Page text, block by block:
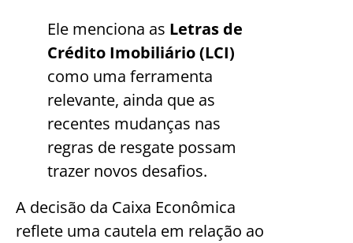
Ele menciona as Letras de
Crédito Imobiliário (LCI)
como uma ferramenta
relevante, ainda que as
recentes mudanças nas
regras de resgate possam
trazer novos desafios.
A decisão da Caixa Econômica
reflete uma cautela em relação ao